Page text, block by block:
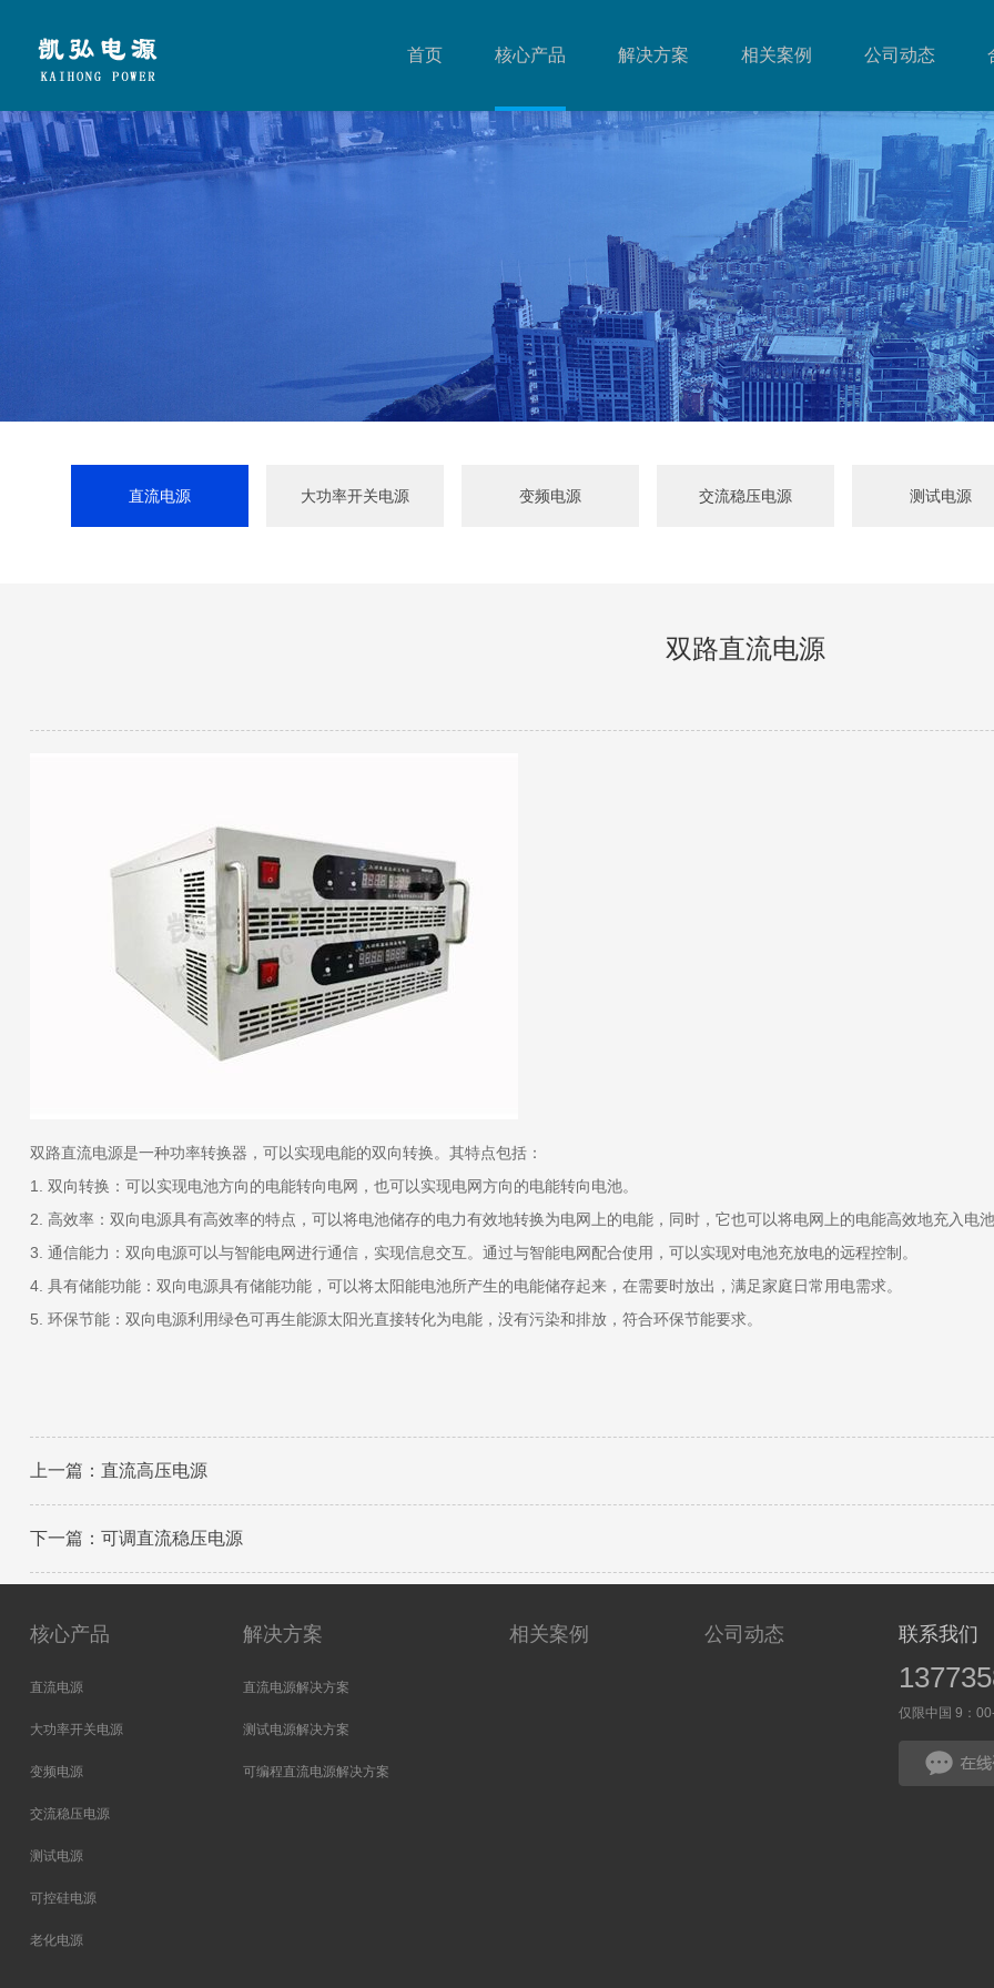
首页 核心产品 解决方案 相关案例 公司动态
直流电源 大功率开关电源 变频电源 交流稳压电源 测试电源
双路直流电源
双路直流电源是一种功率转换器，可以实现电能的双向转换。其特点包括：
1. 双向转换：可以实现电池方向的电能转向电网，也可以实现电网方向的电能转向电池。
2. 高效率：双向电源具有高效率的特点，可以将电池储存的电力有效地转换为电网上的电能，同时，它也可以将电网上的电能高效地充入电
3. 通信能力：双向电源可以与智能电网进行通信，实现信息交互。通过与智能电网配合使用，可以实现对电池充放电的远程控制。
4. 具有储能功能：双向电源具有储能功能，可以将太阳能电池所产生的电能储存起来，在需要时放出，满足家庭日常用电需求。
5. 环保节能：双向电源利用绿色可再生能源太阳光直接转化为电能，没有污染和排放，符合环保节能要求。
上一篇：直流高压电源
下一篇：可调直流稳压电源
核心产品
直流电源
大功率开关电源
变频电源
交流稳压电源
测试电源
可控硅电源
老化电源
解决方案
直流电源解决方案
测试电源解决方案
可编程直流电源解决方案
相关案例 公司动态 联系我们
仅限中国 9：